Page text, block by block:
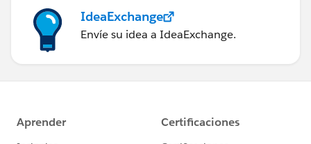
IdeaExchange
Envíe su idea a IdeaExchange.